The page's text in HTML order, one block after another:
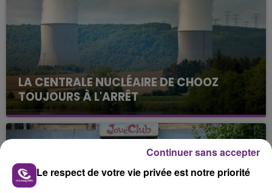
LA CENTRALE NUCLÉAIRE DE CHOOZ
TOUJOURS À L'ARRÊT
Cela fait déjà une semaine que la centrale
nucléaire ardennaise est à l'arrêt. Une situation
justifiée par la sécheresse intense qui est toujours
Le respect de votre vie privée est notre priorité
Continuer sans accepter